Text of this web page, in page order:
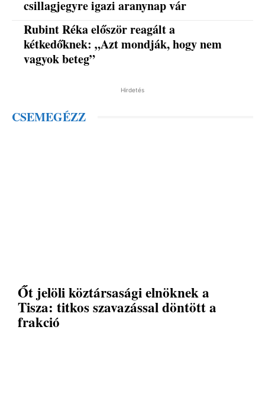
csillagjegyre igazi aranynap vár
Rubint Réka először reagált a
kétkedőknek: „Azt mondják, hogy nem
vagyok beteg”
Hirdetés
CSEMEGÉZZ
Őt jelöli köztársasági elnöknek a
Tisza: titkos szavazással döntött a
frakció